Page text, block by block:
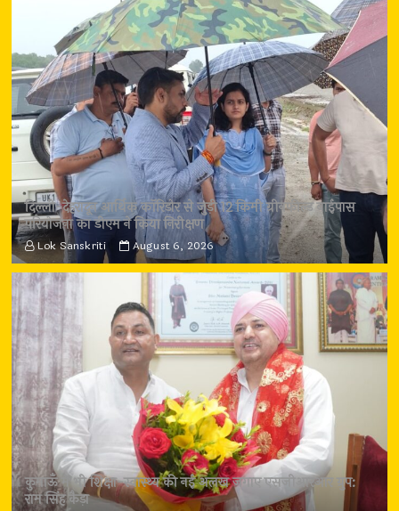
दिल्ली-देहरादून आर्थिक कॉरिडोर से जुड़ी 12 किमी ग्रीनफील्ड बाईपास
परियोजना का डीएम ने किया निरीक्षण
Lok Sanskriti August 6, 2026
कुमाऊँ में भी शिक्षा-स्वास्थ्य की नई अलख जगाए एसजीआरआर ग्रुप:
राम सिंह कैड़ा